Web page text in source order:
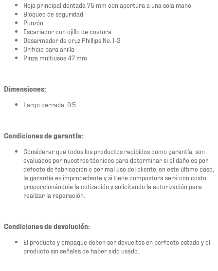
Hoja principal dentada 75 mm con apertura a una sola mano
Bloqueo de seguridad
Punzón
Escariador con ojillo de costura
Desarmador de cruz Phillips No. 1-3
Orificio para anilla
Pinza multiusos 47 mm
Dimensiones:
Largo cerrada: 9.5
Condiciones de garantía:
Considerar que todos los productos recibidos como garantía; son
evaluados por nuestros técnicos para determinar si el daño es por
defecto de fabricación o por mal uso del cliente, en este último caso,
la garantía es improcedente y si tiene compostura será con costo,
proporcionándole la cotización y solicitando la autorización para
realizar la reparación.
Condiciones de devolución:
El producto y empaque deben ser devueltos en perfecto estado y el
producto sin señales de haber sido usado.